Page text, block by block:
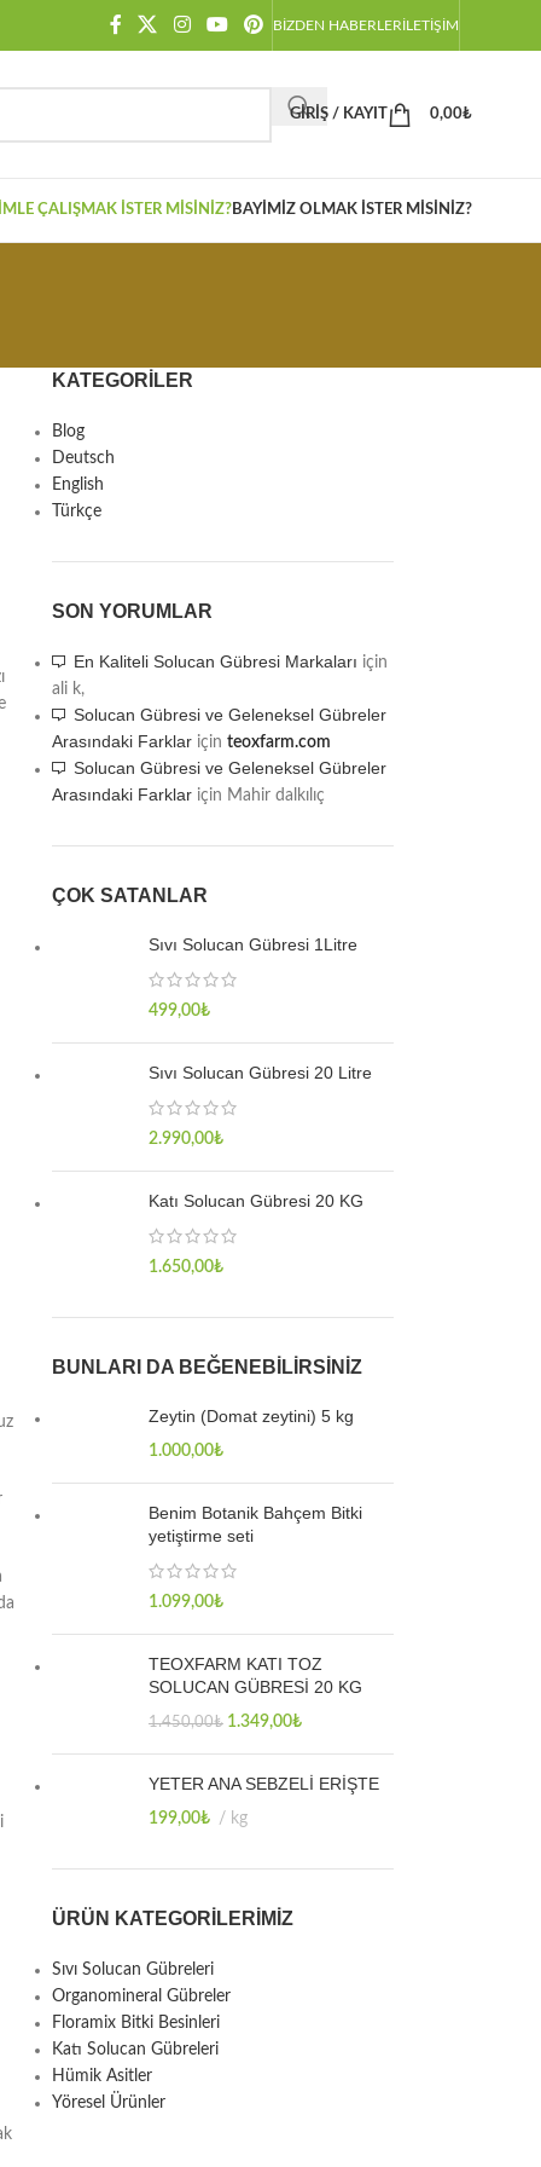
BIZDEN HABERLERİLETIŞIM
GIRIŞ / KAYIT 0,00₺
ÇALIŞMAK İSTER MISINIZ?BAYIMIZ OLMAK İSTER MISINIZ?
KATEGORILER
Blog
Deutsch
English
Türkçe
SON YORUMLAR
En Kaliteli Solucan Gübresi Markaları için
ali k,
Solucan Gübresi ve Geleneksel Gübreler
Arasındaki Farklariçin teoxfarm.com
Solucan Gübresi ve Geleneksel Gübreler
Arasındaki Farklariçin Mahir dalkılıç
ÇOK SATANLAR
Sıvı Solucan Gübresi 1Litre
499,00₺
Sıvı Solucan Gübresi 20 Litre
2.990,00₺
Katı Solucan Gübresi 20 KG
1.650,00₺
BUNLARI DA BEĞENEBILIRSINIZ
Zeytin (Domat zeytini) 5 kg
1.000,00₺
Benim Botanik Bahçem Bitki
yetiştirme seti
1.099,00₺
TEOXFARM KATI TOZ
SOLUCAN GÜBRESİ 20 KG
1.450,00₺ 1.349,00₺
YETER ANA SEBZELİ ERİŞTE
199,00₺ kg
ÜRÜN KATEGORILERIMIZ
Sıvı Solucan Gübreleri
Organomineral Gübreler
Floramix Bitki Besinleri
Katı Solucan Gübreleri
Hümik Asitler
Yöresel Ürünler